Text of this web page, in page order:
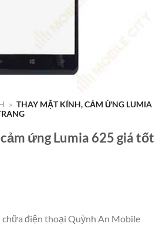
» THAY MẶT KÍNH, CẢM ỨNG LUMIA
ứng Lumia 625 giá tốt
chữa điện thoại Quỳnh An Mobile